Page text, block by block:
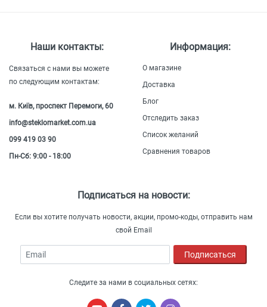
Наши контакты:
Связаться с нами вы можете
по следующим контактам:
м. Київ, проспект Перемоги, 60
info@steklomarket.com.ua
099 419 03 90
Пн-Сб: 9:00 - 18:00
Информация:
О магазине
Доставка
Блог
Отследить заказ
Список желаний
Сравнения товаров
Подписаться на новости:
Если вы хотите получать новости, акции, промо-коды, отправить нам
свой Email
Email Подписаться
Следите за нами в социальных сетях: